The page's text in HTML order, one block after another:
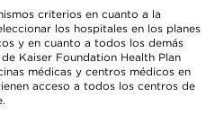
criterios en cuanto a la
los hospitales en los planes
y en cuanto a todos los demás
Kaiser Foundation Health Plan
médicas y centros médicos en
acceso a todos los centros de